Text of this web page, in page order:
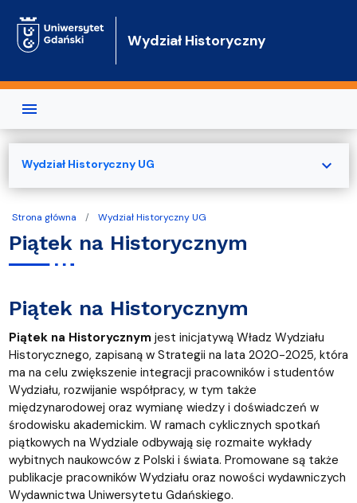
Wydział Historyczny
Strona główna Wydział Historyczny UG
Piątek na Historycznym
Piątek na Historycznym
Piątek na Historycznym jest inicjatywą Władz Wydziału
Historycznego, zapisaną w Strategii na lata 2020-2025, która
ma na celu zwiększenie integracji pracowników i studentów
Wydziału, rozwijanie współpracy, w tym także
międzynarodowej oraz wymianę wiedzy i doświadczeń w
środowisku akademickim. W ramach cyklicznych spotkań
piątkowych na Wydziale odbywają się rozmaite wykłady
wybitnych naukowców z Polski i świata. Promowane są także
publikacje pracowników Wydziału oraz nowości wydawniczych
Wydawnictwa Uniwersytetu Gdańskiego.
Wydział Historyczny UG expand_more